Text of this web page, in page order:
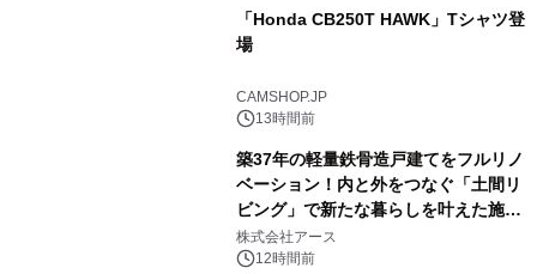
「Honda CB250T HAWK」Tシャツ登
場
CAMSHOP.JP
13時間前
築37年の軽量鉄骨造戸建てをフルリノ
ベーション！内と外をつなぐ「土間リ
ビング」で新たな暮らしを叶えた施工
事例を株式会社アースが公開
株式会社アース
12時間前